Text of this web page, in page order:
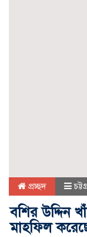
প্রচ্ছদ
বশির উদ্দিন
মাহফিল